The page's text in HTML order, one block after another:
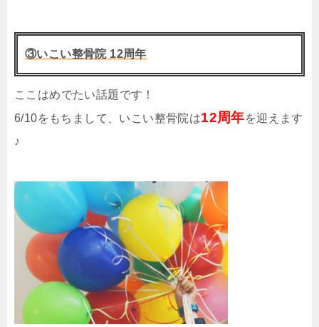
③いこい整骨院 12周年
ここはめでたい話題です！
6/10をもちまして、いこい整骨院は12周年を迎えます
♪